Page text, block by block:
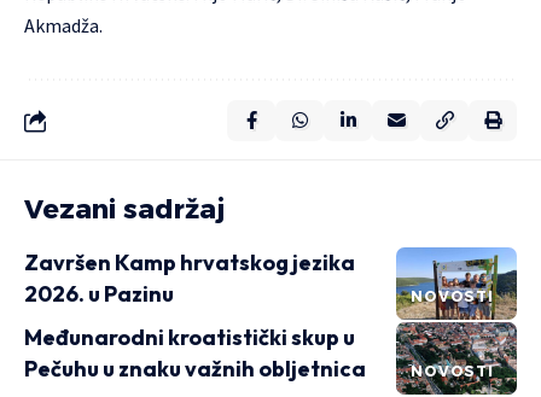
Akmadža.
Vezani sadržaj
NOVOSTI
Završen Kamp hrvatskog jezika
2026. u Pazinu
NOVOSTI
Međunarodni kroatistički skup u
Pečuhu u znaku važnih obljetnica